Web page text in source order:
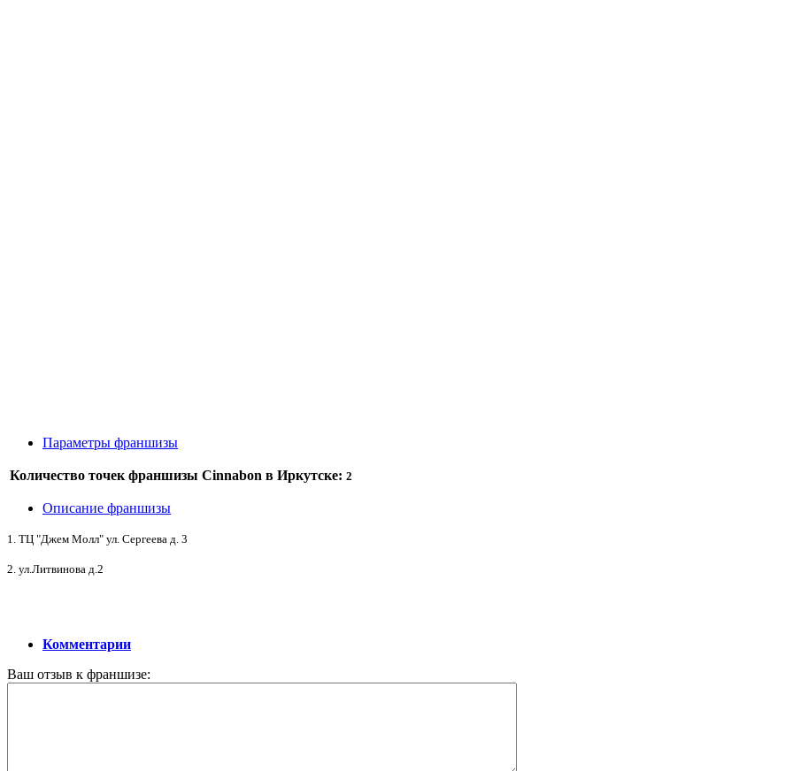
Параметры франшизы
Количество точек франшизы Cinnabon в Иркутске: 2
Описание франшизы
1. ТЦ "Джем Молл" ул. Сергеева д. 3
2. ул.Литвинова д.2
Комментарии
Ваш отзыв к франшизе: